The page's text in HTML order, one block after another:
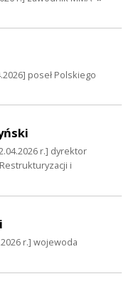
poseł Polskiego
r.] dyrektor
i
r.] wojewoda